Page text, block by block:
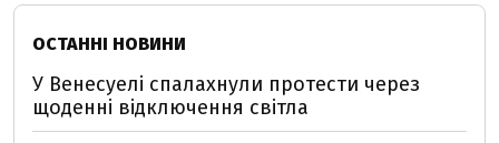
ОСТАННІ НОВИНИ
У Венесуелі спалахнули протести через
щоденні відключення світла